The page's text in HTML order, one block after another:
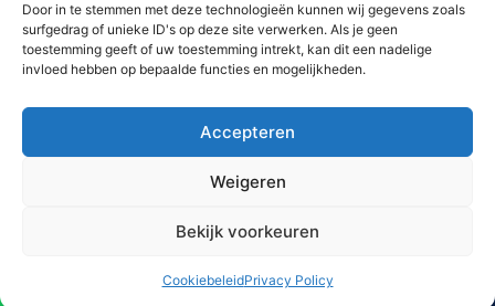
Door in te stemmen met deze technologieën kunnen wij gegevens zoals
surfgedrag of unieke ID's op deze site verwerken. Als je geen
toestemming geeft of uw toestemming intrekt, kan dit een nadelige
invloed hebben op bepaalde functies en mogelijkheden.
Accepteren
Weigeren
Bekijk voorkeuren
CookiebeleidPrivacy Policy
Vul hier je e-mail adres in om het
GRATIS wandelboekje te
ontvangen
Versturen